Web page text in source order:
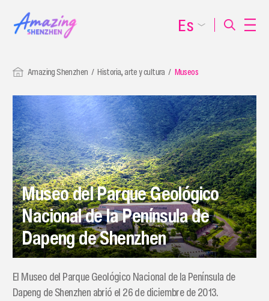
Amazing Shenzhen Historia, arte y cultura Museos
Museo del Parque Geológico
Nacional de la Península de
Dapeng de Shenzhen
El Museo del Parque Geológico Nacional de la Península de
Dapeng de Shenzhen abrió el 26 de diciembre de 2013.
Es